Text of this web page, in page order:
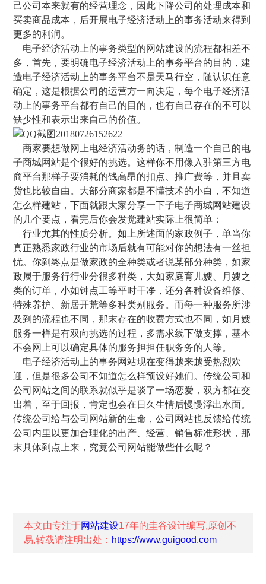
己公司本来就有的经营理念，因此下降公司的处理成本和
买卖商品成本，后开展电子经济活动上的事务活动来得到
更多的利润。
电子经济活动上的事务类型的网站建设的流程都相差不
多，首先，要明确电子经济活动上的事务平台的目的，建
造电子经济活动上的事务平台不是天马行空，随认识任意
确定，这是根据公司的运营方一向决定，每个电子经济活
动上的事务平台都有自己的目的，也有自己存在的不可以
缺少性和表示出来自己的价值。
商家要想做网上电经济活动务的话，制造一个自己的电
子商城网站是个很好的挑选。这样你不用像入驻第三方电
商平台那样子要消耗的钱高昂的扣点、推广费等，并且卖
货也比较自由。大部分商家都是不懂技术的小白，不知道
怎么样建站，下面就跟大家分享一下子电子商城网站建设
的几个要点，看完后你会发觉建站实际上很简单：
行业尤其的性质分析。如上所述面的家政例子，单当你
真正熟悉家政行业的市场后就有可能对你的想法有一丝担
忧。你到终点是做家政的全种类或者说某部分种类，如家
政属于服务行行业分很多种类，大如家庭育儿嫂、月嫂之
类的订单，小如钟点工等平时干净，还分各种设备维修、
特殊养护、新居开荒等多种类别服务。而每一种服务所涉
及到的流程也不同，那末存在的收费方式也不同，如月嫂
服务一样是有双向挑选的过程，多需求线下做支撑，基本
不会网上可以确定具体的服务担担任职务务的人等。
电子经济活动上的事务网站现在变得越来越受热烈欢
迎，但是很多公司不知道怎么样预设好她们。传统公司和
公司网站之间的联系就似乎是谈了一场恋爱，双方都在交
出着，至于回报，肯定也会在日久生情后慢慢浮出水面。
传统公司给与公司网站新的生命，公司网站也反馈给传统
公司内里以更加合理化的出产、经营、销售标准形状，那
末具体到点上来，究竟公司网站能做些什么呢？
本文由专注于网站建设17年的圭谷设计编写,原创不
易,转载请注明出处： https://www.guigood.com